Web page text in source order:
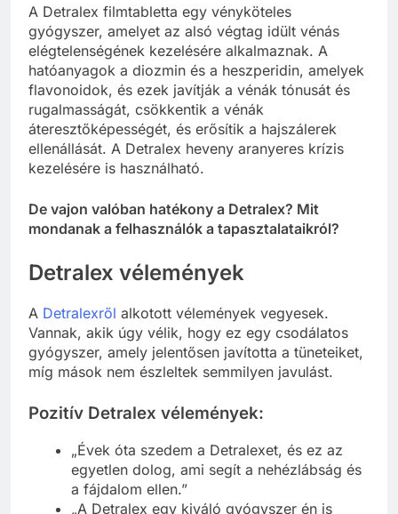
A Detralex filmtabletta egy vényköteles
gyógyszer, amelyet az alsó végtag idült vénás
elégtelenségének kezelésére alkalmaznak. A
hatóanyagok a diozmin és a heszperidin, amelyek
flavonoidok, és ezek javítják a vénák tónusát és
rugalmasságát, csökkentik a vénák
áteresztőképességét, és erősítik a hajszálerek
ellenállását. A Detralex heveny aranyeres krízis
kezelésére is használható.
De vajon valóban hatékony a Detralex? Mit
mondanak a felhasználók a tapasztalataikról?
Detralex vélemények
A Detralexről alkotott vélemények vegyesek.
Vannak, akik úgy vélik, hogy ez egy csodálatos
gyógyszer, amely jelentősen javította a tüneteiket,
míg mások nem észleltek semmilyen javulást.
Pozitív Detralex vélemények:
„Évek óta szedem a Detralexet, és ez az
egyetlen dolog, ami segít a nehézlábság és
a fájdalom ellen.”
„A Detralex egy kiváló gyógyszer én is